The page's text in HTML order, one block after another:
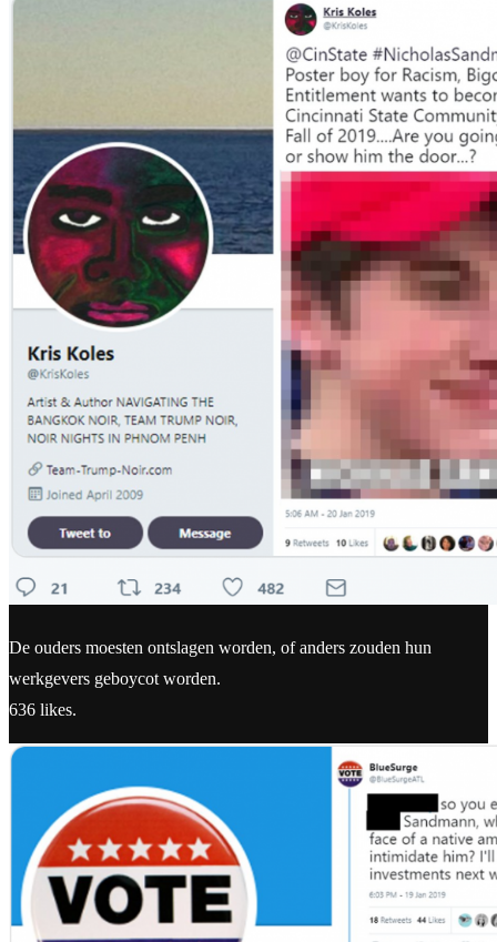
De ouders moesten ontslagen worden, of anders zouden hun
werkgevers geboycot worden.
636 likes.